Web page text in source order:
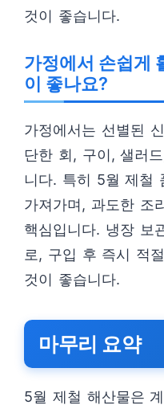
것이 좋습니다.
가정에서 손쉽게
이 좋나요?
가정에서는 선별된
단한 회, 구이, 샐러
니다. 특히 5월 제철
가져가며, 과도한 조
핵심입니다. 냉장 보
로, 구입 후 즉시 적
것이 좋습니다.
마무리 요약
5월 제철 해산물은